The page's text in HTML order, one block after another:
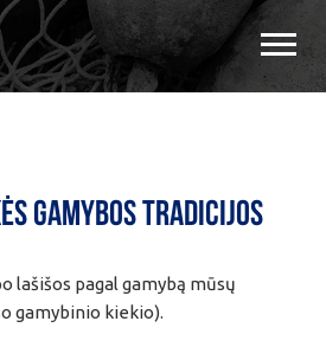
gamybos tradicijos
lašišos pagal gamybą mūsų
gamybinio kiekio).